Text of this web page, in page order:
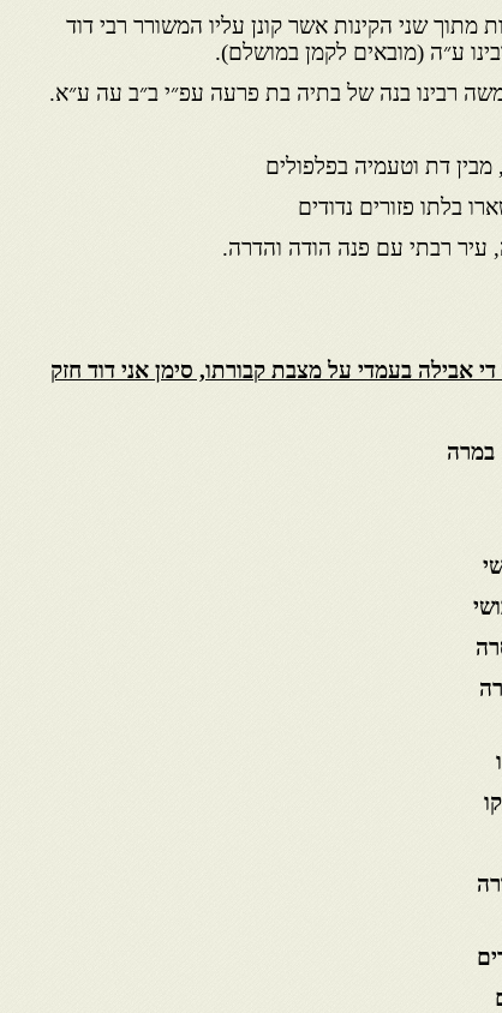
שני הקינות אשר קונן עליו המשורר רבי דוד
ע״ה (מובאים לקמן במושלם).
רבינו בנה של בתיה בת פרעה עפ״י ב״ב עה ע״א.
דת וטעמיה בפלפולים
בלתו פזורים נדודים
רבתי עם פנה הודה והדרה.
די אבילה בעמדי על מצבת קבורתו, סימן אני דוד חזק
במרה